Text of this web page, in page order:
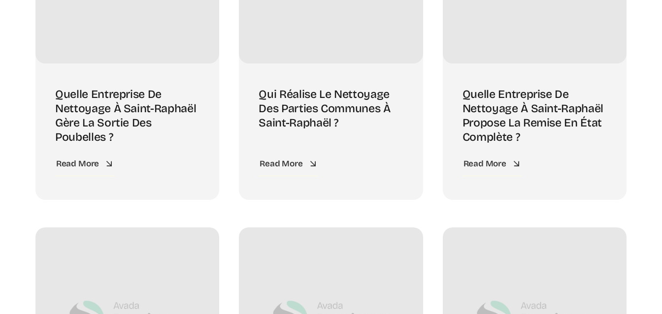
Quelle Entreprise De
Nettoyage À Saint-Raphaël
Gère La Sortie Des
Poubelles ?
Read More
Qui Réalise Le Nettoyage
Des Parties Communes À
Saint-Raphaël ?
Read More
Quelle Entreprise De
Nettoyage À Saint-Raphaël
Propose La Remise En État
Complète ?
Read More